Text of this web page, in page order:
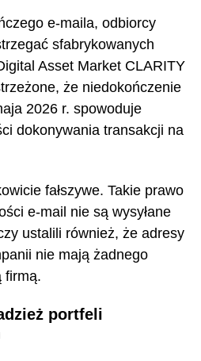
e-maila, odbiorcy
sfabrykowanych
Asset Market CLARITY
że niedokończenie
2026 r. spowoduje
dokonywania transakcji na
fałszywe. Takie prawo
e-mail nie są wysyłane
ustalili również, że adresy
nie mają żadnego
firmą.
portfeli